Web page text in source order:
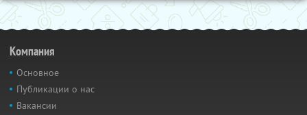
Компания
Основное
Публикации о нас
Вакансии